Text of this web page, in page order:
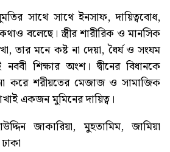
সাথে সাথে ইনসাফ, দায়িত্ববোধ,
বলেছে। স্ত্রীর শারীরিক ও মানসিক
তার মনে কষ্ট না দেয়া, ধৈর্য ও সংযম
শিক্ষার অংশ। দ্বীনের বিধানকে
না করে শরীয়তের মেজাজ ও সামাজিক
একজন মুমিনের দায়িত্ব।
জাকারিয়া, মুহতামিম, জামিয়া